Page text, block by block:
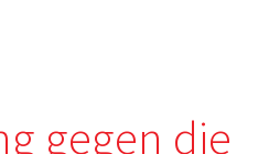
gegen die